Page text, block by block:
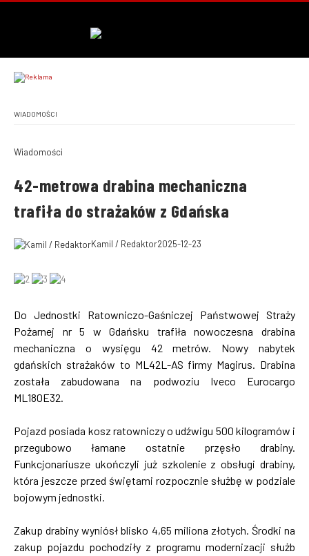
WIADOMOŚCI
Wiadomości
42-metrowa drabina mechaniczna
trafiła do strażaków z Gdańska
Kamil / Redaktor2025-12-23
Do Jednostki Ratowniczo-Gaśniczej Państwowej Straży
Pożarnej nr 5 w Gdańsku trafiła nowoczesna drabina
mechaniczna o wysięgu 42 metrów. Nowy nabytek
gdańskich strażaków to ML42L-AS firmy Magirus. Drabina
została zabudowana na podwoziu Iveco Eurocargo
ML180E32.
Pojazd posiada kosz ratowniczy o udźwigu 500 kilogramów i
przegubowo łamane ostatnie przęsło drabiny.
Funkcjonariusze ukończyli już szkolenie z obsługi drabiny,
która jeszcze przed świętami rozpocznie służbę w podziale
bojowym jednostki.
Zakup drabiny wyniósł blisko 4,65 miliona złotych. Środki na
zakup pojazdu pochodziły z programu modernizacji służb